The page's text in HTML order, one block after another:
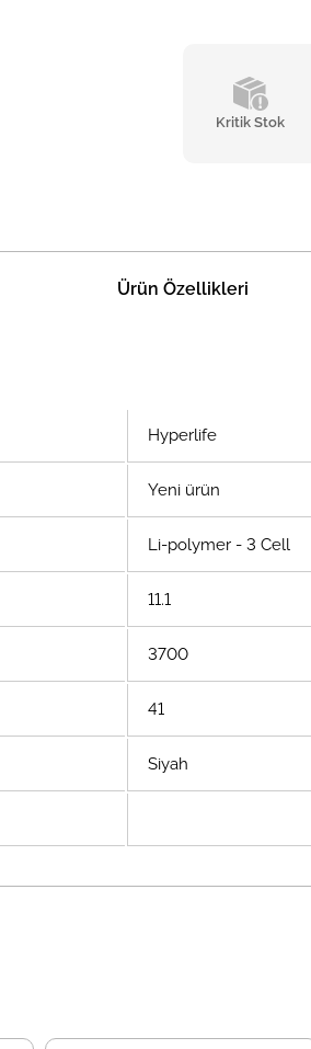
Kritik Stok
Ürün Özellikleri
Hyperlife
Yeni ürün
Li-polymer - 3 Cell
11.1
3700
41
Siyah